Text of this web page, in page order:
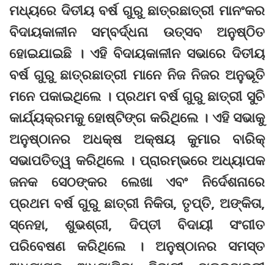
ମଧ୍ୟରେ ଦିତୀୟ ବର୍ଷ ଗୁରୁ ଛାତ୍ରଛାତ୍ରୀ ମାନଂକର
ବିଦାୟକାଳୀନ ସମ୍ବର୍ଦ୍ଧନା ଉତ୍ସବ ଅନୁଷ୍ଠିତ
ହୋଇଯାଇଛି । ଏହି ବିଦାୟକାଳୀନ ସଭାରେ ଦିତୀୟ
ବର୍ଷ ଗୁରୁ ଛାତ୍ରଛାତ୍ରୀ ମାନେ ନିଜ ନିଜର ଅନୁଭୂତି
ମନେ ପକାଇଥିଲେ । ପ୍ରଥମ ବର୍ଷ ଗୁରୁ ଛାତ୍ରୀ ସୁଚି
କାର୍ଯ୍ୟକ୍ରମକୁ ହୋଷ୍ଟିଙ୍ଗ କରିଥିଲେ । ଏହି ସଭାକୁ
ଅନୁଷ୍ଠାନର ଅଧକ୍ଷ ଅକ୍ଷୟ କୁମାର ବାରିକ୍
ସଭାପତିତ୍ୱ କରିଥିଲେ । ପ୍ରାରମ୍ଭରେ ଅଧ୍ୟାପକ
ଜନକ ସେଠଙ୍କର ଲେଖା ଏବଂ ନିର୍ଦେଶନାରେ
ପ୍ରଥମ ବର୍ଷ ଗୁରୁ ଛାତ୍ରୀ ନିକିତା, ତୃପ୍ତି, ଅଙ୍କିତା,
ସ୍ନେହା, ଶୁଭଶ୍ରୀ, ଦିପ୍ତୀ ବିଦାୟୀ ସଂଗୀତ
ପରିବେଷଣ କରିଥିଲେ । ଅନୁଷ୍ଠାନର ସମସ୍ତ